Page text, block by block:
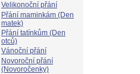
Velikonoční přání
Přání maminkám (Den
matek)
Přání tatínkům (Den
otců)
Vánoční přání
Novoroční přání
(Novoročenky)